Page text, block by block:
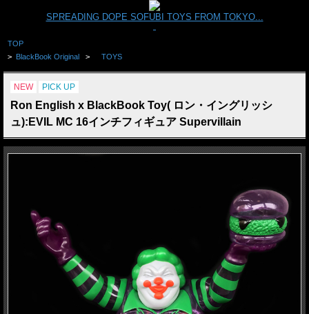
SPREADING DOPE SOFUBI TOYS FROM TOKYO...
TOP
> BlackBook Original > TOYS
NEW PICK UP
Ron English x BlackBook Toy( ロン・イングリッシ
ュ):EVIL MC 16インチフィギュア Supervillain